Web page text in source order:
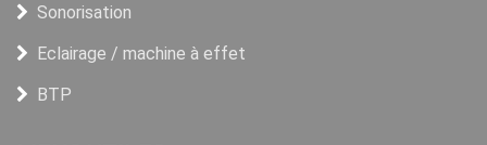
Sonorisation
Eclairage / machine à effet
BTP